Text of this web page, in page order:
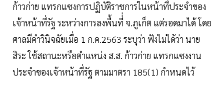
ก้าวก่าย แทรกแซงการปฏิบัติราชการในหน้าที่ประจำของ
เจ้าหน้าที่รัฐ ระหว่างการลงพื้นที่่ จ.ภูเก็ต แต่รอดมาได้ โดย
ศาลมีคำวินิจฉัยเมื่อ 1 ก.ค.2563 ระบุว่า ฟังไม่ได้ว่า นาย
สิระ ใช้สถานะหรือตำแหน่ง ส.ส. ก้าวก่าย แทรกแซงงาน
ประจำของเจ้าหน้าที่รัฐ ตามมาตรา 185(1) กำหนดไว้